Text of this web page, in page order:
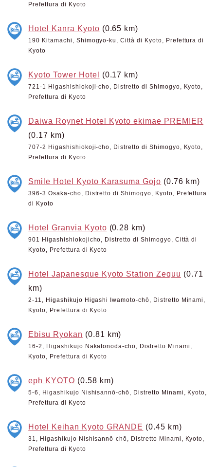
Prefettura di Kyoto
Hotel Kanra Kyoto (0.65 km)
190 Kitamachi, Shimogyo-ku, Città di Kyoto, Prefettura di
Kyoto
Kyoto Tower Hotel (0.17 km)
721-1 Higashishiokoji-cho, Distretto di Shimogyo, Kyoto,
Prefettura di Kyoto
Daiwa Roynet Hotel Kyoto ekimae PREMIER
(0.17 km)
707-2 Higashishiokoji-cho, Distretto di Shimogyo, Kyoto,
Prefettura di Kyoto
Smile Hotel Kyoto Karasuma Gojo (0.76 km)
396-3 Osaka-cho, Distretto di Shimogyo, Kyoto, Prefettura
di Kyoto
Hotel Granvia Kyoto (0.28 km)
901 Higashishiokojicho, Distretto di Shimogyo, Città di
Kyoto, Prefettura di Kyoto
Hotel Japanesque Kyoto Station Zequu (0.71
km)
2-11, Higashikujo Higashi Iwamoto-chō, Distretto Minami,
Kyoto, Prefettura di Kyoto
Ebisu Ryokan (0.81 km)
16-2, Higashikujo Nakatonoda-chō, Distretto Minami,
Kyoto, Prefettura di Kyoto
eph KYOTO (0.58 km)
5-6, Higashikujo Nishisannō-chō, Distretto Minami, Kyoto,
Prefettura di Kyoto
Hotel Keihan Kyoto GRANDE (0.45 km)
31, Higashikujo Nishisannō-chō, Distretto Minami, Kyoto,
Prefettura di Kyoto